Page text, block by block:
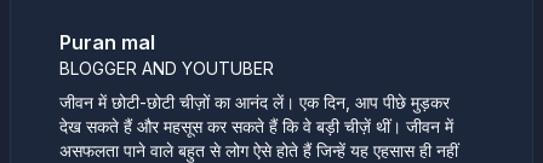
Puran mal
BLOGGER AND YOUTUBER
जीवन में छोटी-छोटी चीज़ों का आनंद लें। एक दिन, आप पीछे मुड़कर
देख सकते हैं और महसूस कर सकते हैं कि वे बड़ी चीज़ें थीं। जीवन में
असफलता पाने वाले बहुत से लोग ऐसे होते हैं जिन्हें यह एहसास ही नहीं